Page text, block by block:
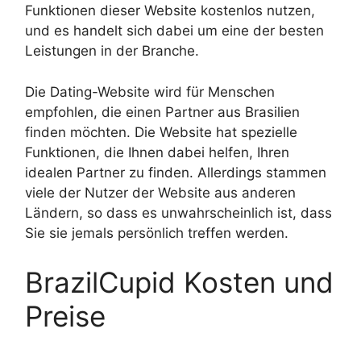
Funktionen dieser Website kostenlos nutzen,
und es handelt sich dabei um eine der besten
Leistungen in der Branche.
Die Dating-Website wird für Menschen
empfohlen, die einen Partner aus Brasilien
finden möchten. Die Website hat spezielle
Funktionen, die Ihnen dabei helfen, Ihren
idealen Partner zu finden. Allerdings stammen
viele der Nutzer der Website aus anderen
Ländern, so dass es unwahrscheinlich ist, dass
Sie sie jemals persönlich treffen werden.
BrazilCupid Kosten und
Preise